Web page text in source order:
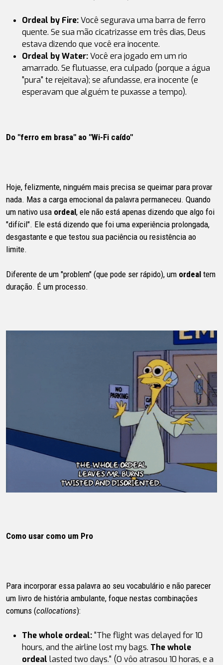
Ordeal by Fire:Você segurava uma barra de ferro
quente. Se sua mão cicatrizasse em três dias, Deus
estava dizendo que você era inocente.
Ordeal by Water:Você era jogado em um rio
amarrado. Se flutuasse, era culpado (porque a água
"pura" te rejeitava); se afundasse, era inocente (e
esperavam que alguém te puxasse a tempo).
Do "ferro em brasa" ao "Wi-Fi caído"
Hoje, felizmente, ninguém mais precisa se queimar para provar
nada. Mas a carga emocional da palavra permaneceu. Quando
um nativo usa ordeal, ele não está apenas dizendo que algo foi
"difícil". Ele está dizendo que foi uma experiência prolongada,
desgastante e que testou sua paciência ou resistência ao
limite.
Diferente de um "problem" (que pode ser rápido), um ordeal tem
duração. É um processo.
Como usar como um Pro
Para incorporar essa palavra ao seu vocabulário e não parecer
um livro de história ambulante, foque nestas combinações
comuns (collocations):
The whole ordeal:"The flight was delayed for 10
hours, and the airline lost my bags. The whole
ordeal lasted two days." (O vôo atrasou 10 horas, e a